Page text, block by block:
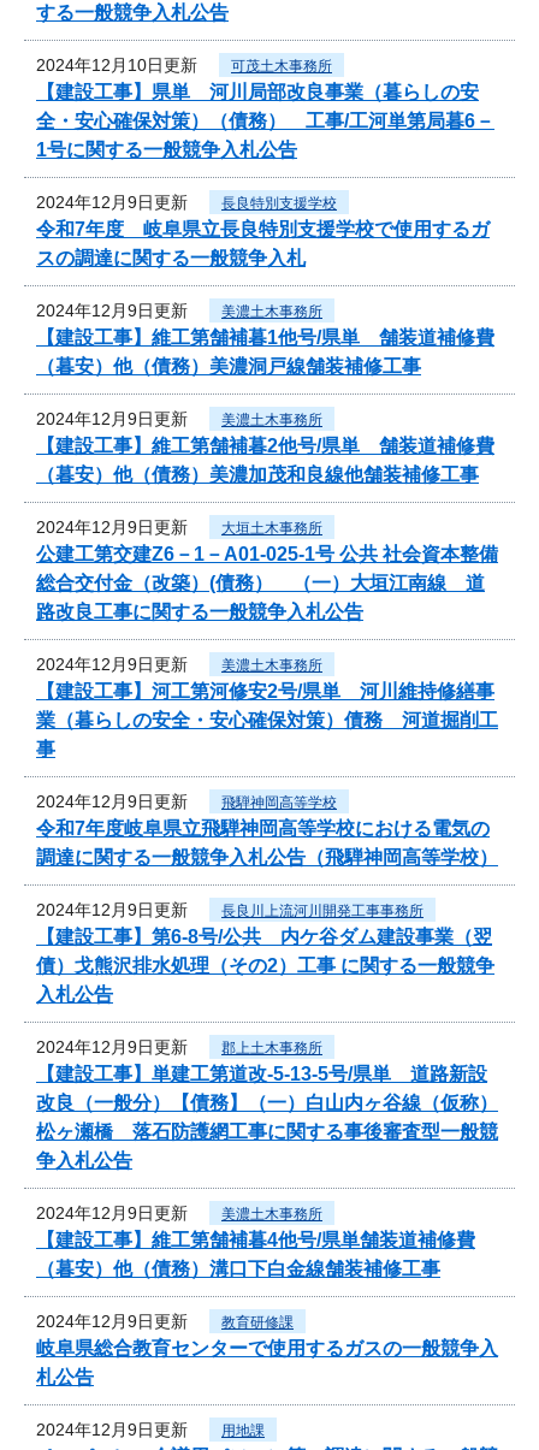
する一般競争入札公告
2024年12月10日更新 可茂土木事務所
【建設工事】県単 河川局部改良事業（暮らしの安
全・安心確保対策）（債務） 工事/工河単第局暮6－
1号に関する一般競争入札公告
2024年12月9日更新 長良特別支援学校
令和7年度 岐阜県立長良特別支援学校で使用するガ
スの調達に関する一般競争入札
2024年12月9日更新 美濃土木事務所
【建設工事】維工第舗補暮1他号/県単 舗装道補修費
（暮安）他（債務）美濃洞戸線舗装補修工事
2024年12月9日更新 美濃土木事務所
【建設工事】維工第舗補暮2他号/県単 舗装道補修費
（暮安）他（債務）美濃加茂和良線他舗装補修工事
2024年12月9日更新 大垣土木事務所
公建工第交建Z6－1－A01-025-1号 公共 社会資本整備
総合交付金（改築）(債務） （一）大垣江南線 道
路改良工事に関する一般競争入札公告
2024年12月9日更新 美濃土木事務所
【建設工事】河工第河修安2号/県単 河川維持修繕事
業（暮らしの安全・安心確保対策）債務 河道掘削工
事
2024年12月9日更新 飛騨神岡高等学校
令和7年度岐阜県立飛騨神岡高等学校における電気の
調達に関する一般競争入札公告（飛騨神岡高等学校）
2024年12月9日更新 長良川上流河川開発工事事務所
【建設工事】第6-8号/公共 内ケ谷ダム建設事業（翌
債）戈熊沢排水処理（その2）工事 に関する一般競争
入札公告
2024年12月9日更新 郡上土木事務所
【建設工事】単建工第道改-5-13-5号/県単 道路新設
改良（一般分）【債務】（一）白山内ヶ谷線（仮称）
松ヶ瀬橋 落石防護網工事に関する事後審査型一般競
争入札公告
2024年12月9日更新 美濃土木事務所
【建設工事】維工第舗補暮4他号/県単舗装道補修費
（暮安）他（債務）溝口下白金線舗装補修工事
2024年12月9日更新 教育研修課
岐阜県総合教育センターで使用するガスの一般競争入
札公告
2024年12月9日更新 用地課